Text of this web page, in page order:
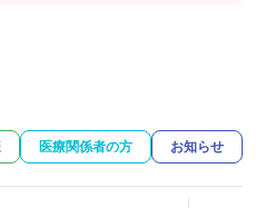
医療関係者の方 お知らせ